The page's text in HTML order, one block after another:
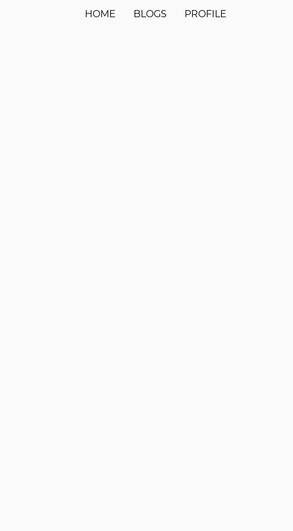
HOME BLOGS PROFILE